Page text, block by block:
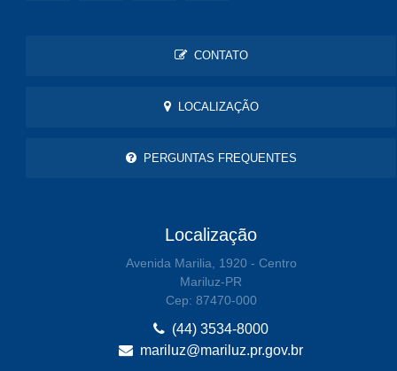
CONTATO
LOCALIZAÇÃO
PERGUNTAS FREQUENTES
Localização
Avenida Marilia, 1920 - Centro
Mariluz-PR
Cep: 87470-000
(44) 3534-8000
mariluz@mariluz.pr.gov.br